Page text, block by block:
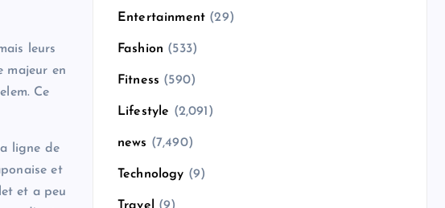
leurs
majeur en
Ce
ligne de
et
et a peu
Entertainment (29)
Fashion (533)
Fitness (590)
Lifestyle (2,091)
news (7,490)
Technology (9)